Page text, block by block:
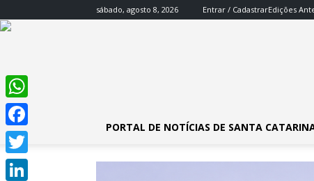
sábado, agosto 8, 2026 Entrar / CadastrarEdições
PORTAL DE NOTÍCIAS DE SANTA
WhatsApp
Facebook
Twitter